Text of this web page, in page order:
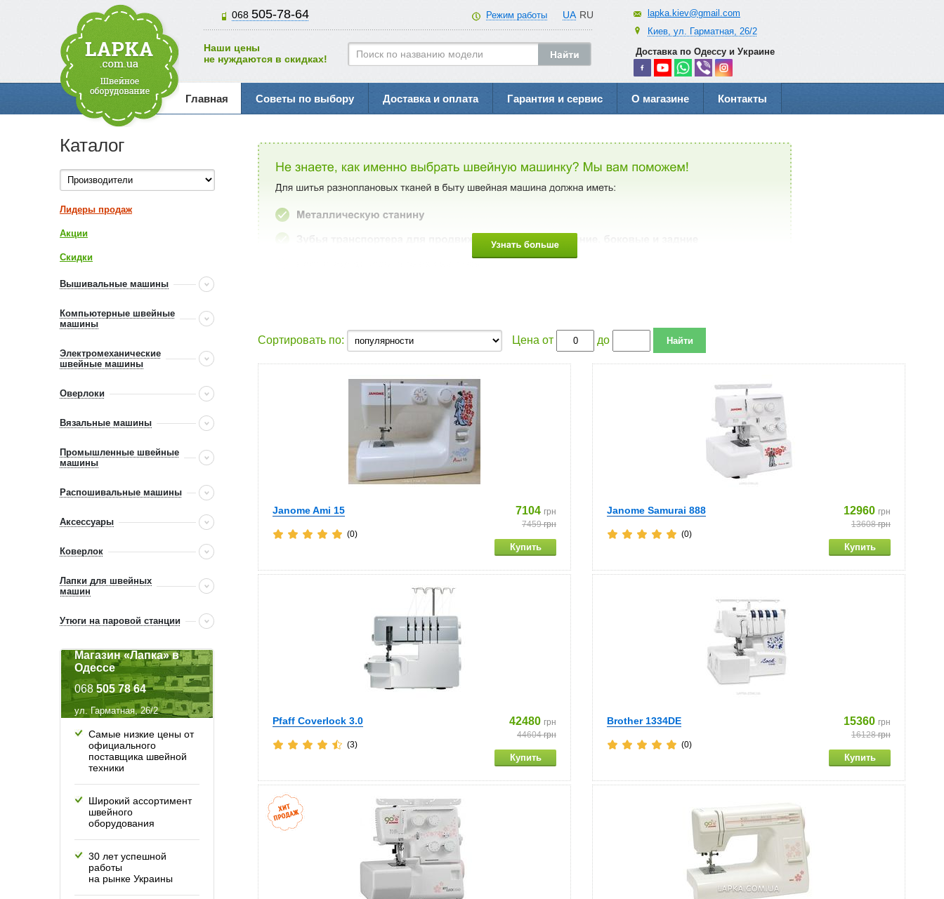
068 505-78-64 UA RU
Режим работы
Наши цены
не нуждаются в скидках!
lapka.kiev@gmail.com
Киев, ул. Гарматная, 26/2
Доставка по Одессу и Украине
Главная Советы по выбору Доставка и оплата Гарантия и сервис О магазине Контакты
Сортировать по: Цена от до
Janome Ami 15 7104 грн
7459грн
(0)
Janome Samurai 888 12960 грн
13608грн
(0)
Pfaff Coverlock 3.0 42480 грн
44604грн
(3)
Brother 1334DE 15360 грн
16128грн
(0)
Каталог
Лидеры продаж
Акции
Скидки
Вышивальные машины
Компьютерные швейные
машины
Электромеханические
швейные машины
Оверлоки
Вязальные машины
Промышленные швейные
машины
Распошивальные машины
Аксессуары
Коверлок
Лапки для швейных
машин
Утюги на паровой станции
Магазин «Лапка» в
Одессе
068 505 78 64
ул. Гарматная, 26/2
Самые низкие цены от
официального
поставщика швейной
техники
Широкий ассортимент
швейного
оборудования
30 лет успешной
работы
на рынке Украины